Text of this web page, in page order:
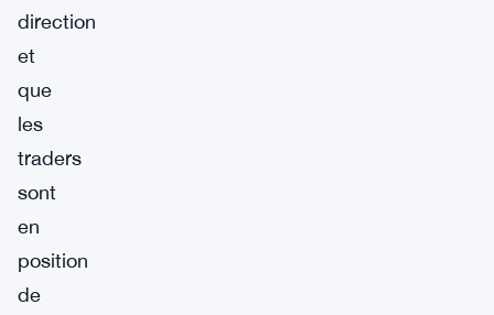
direction
et
que
les
traders
sont
en
position
de